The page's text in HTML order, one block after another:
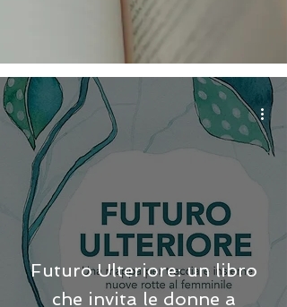
Futuro Ulteriore: un libro
che invita le donne a